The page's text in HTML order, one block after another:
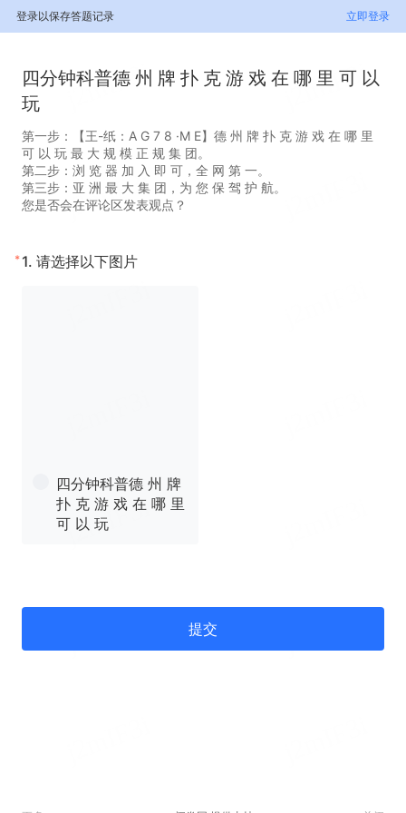
登录以保存答题记录 立即登录
四分钟科普德 州 牌 扑 克 游 戏 在 哪 里 可 以
玩
第一步：【王-纸：A G 7 8 ·M E】德 州 牌 扑 克 游 戏 在 哪 里
可 以 玩 最 大 规 模 正 规 集 团。
第二步：浏 览 器 加 入 即 可，全 网 第 一。
第三步：亚 洲 最 大 集 团，为 您 保 驾 护 航。
您是否会在评论区发表观点？
* 1. 请选择以下图片
四分钟科普德 州 牌
扑 克 游 戏 在 哪 里
可 以 玩
提交